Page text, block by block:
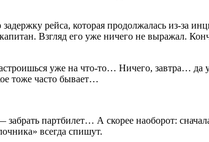
рейса, которая продолжалась из-за
Взгляд его уже ничего не выражал.
уже на что-то… Ничего, завтра… да
тоже часто бывает…
партбилет… А скорее наоборот:
всегда спишут.